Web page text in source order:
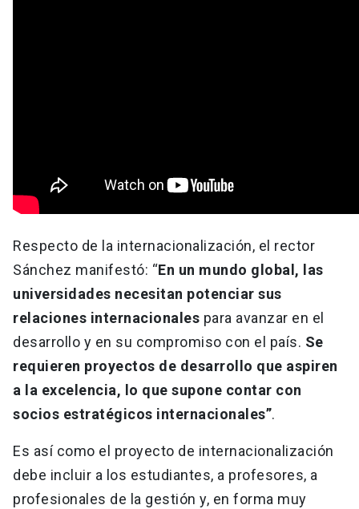
Respecto de la internacionalización, el rector
Sánchez manifestó: “En un mundo global, las
universidades necesitan potenciar sus
relaciones internacionales para avanzar en el
desarrollo y en su compromiso con el país. Se
requieren proyectos de desarrollo que aspiren
a la excelencia, lo que supone contar con
socios estratégicos internacionales”.
Es así como el proyecto de internacionalización
debe incluir a los estudiantes, a profesores, a
profesionales de la gestión y, en forma muy